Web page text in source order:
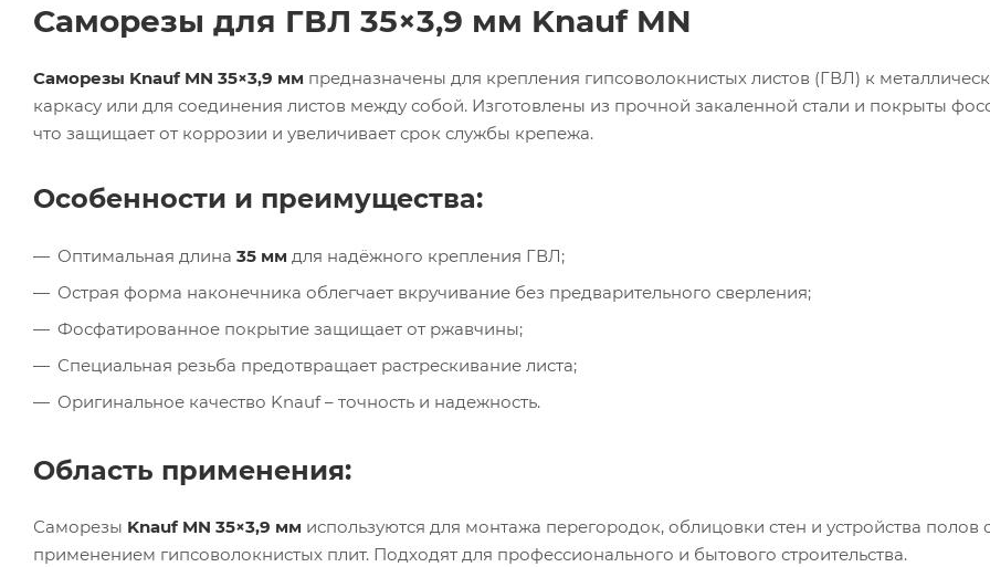
Саморезы для ГВЛ 35×3,9 мм Knauf MN
Саморезы Knauf MN 35×3,9 мм предназначены для крепления гипсоволокнистых листов (ГВЛ) к
каркасу или для соединения листов между собой. Изготовлены из прочной закаленной стали и покрыты
что защищает от коррозии и увеличивает срок службы крепежа.
Особенности и преимущества:
Оптимальная длина 35 мм для надёжного крепления ГВЛ;
Острая форма наконечника облегчает вкручивание без предварительного сверления;
Фосфатированное покрытие защищает от ржавчины;
Специальная резьба предотвращает растрескивание листа;
Оригинальное качество Knauf – точность и надежность.
Область применения:
Саморезы Knauf MN 35×3,9 мм используются для монтажа перегородок, облицовки стен и устройства полов
применением гипсоволокнистых плит. Подходят для профессионального и бытового строительства.